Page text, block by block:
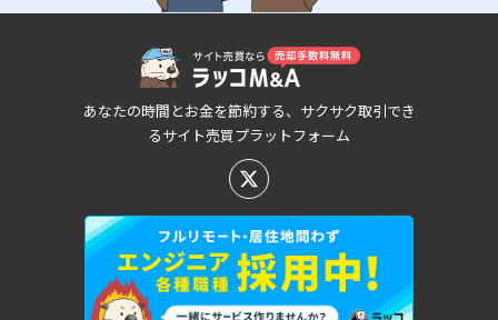
あなたの時間とお金を節約する、サクサク取引でき
るサイト売買プラットフォーム